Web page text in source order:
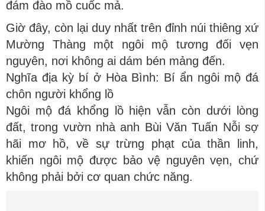
đám đào mồ cuốc mả.
Giờ đây, còn lại duy nhất trên đỉnh núi thiêng xứ
Mường Thàng một ngôi mộ tương đối vẹn
nguyên, nơi không ai dám bén mảng đến.
Nghĩa địa kỳ bí ở Hòa Bình: Bí ẩn ngôi mộ đá
chôn người khổng lồ
Ngôi mộ đá khổng lồ hiện vẫn còn dưới lòng
đất, trong vườn nhà anh Bùi Văn Tuấn Nỗi sợ
hãi mơ hồ, về sự trừng phạt của thần linh,
khiến ngôi mộ được bảo vệ nguyên vẹn, chứ
không phải bởi cơ quan chức năng.